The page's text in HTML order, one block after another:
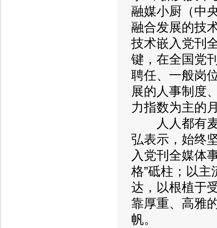
融媒小厨（中
融合发展的技
技术嵌入党刊
键，在全国党
聘任、一般岗
展的人事制度
力指数为主的
人人都有麦
弘表示，始终
入党刊全媒体
格”砥柱；以
达，以根植于
靠厚重、高雅
帆。